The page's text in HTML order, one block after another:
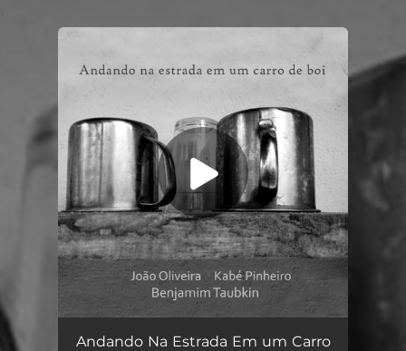
You're all set!
Andando Na Estrada Em um Carro de Boi 07:44
Andando Na Estrada Em um Carro